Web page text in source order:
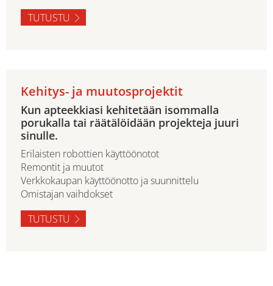
TUTUSTU
Kehitys- ja muutosprojektit
Kun apteekkiasi kehitetään isommalla
porukalla tai räätälöidään projekteja juuri
sinulle.
Erilaisten robottien käyttöönotot
Remontit ja muutot
Verkkokaupan käyttöönotto ja suunnittelu
Omistajan vaihdokset
TUTUSTU